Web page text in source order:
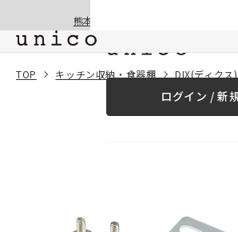
熊本地震の影響による配送遅延と停
ログイン / 新
TOP キッチン収納・食器棚 DIX(ディクス) キッチ
一緒に購入する